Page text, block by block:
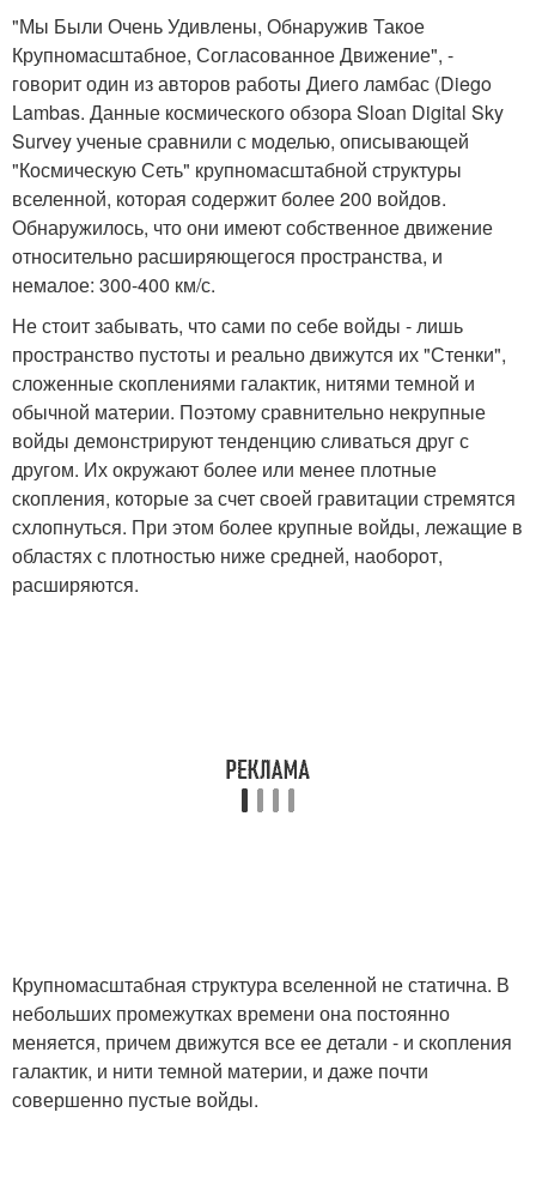
"Мы Были Очень Удивлены, Обнаружив Такое
Крупномасштабное, Согласованное Движение", -
говорит один из авторов работы Диего ламбас (Diego
Lambas. Данные космического обзора Sloan Digital Sky
Survey ученые сравнили с моделью, описывающей
"Космическую Сеть" крупномасштабной структуры
вселенной, которая содержит более 200 войдов.
Обнаружилось, что они имеют собственное движение
относительно расширяющегося пространства, и
немалое: 300-400 км/с.
Не стоит забывать, что сами по себе войды - лишь
пространство пустоты и реально движутся их "Стенки",
сложенные скоплениями галактик, нитями темной и
обычной материи. Поэтому сравнительно некрупные
войды демонстрируют тенденцию сливаться друг с
другом. Их окружают более или менее плотные
скопления, которые за счет своей гравитации стремятся
схлопнуться. При этом более крупные войды, лежащие в
областях с плотностью ниже средней, наоборот,
расширяются.
Крупномасштабная структура вселенной не статична. В
небольших промежутках времени она постоянно
меняется, причем движутся все ее детали - и скопления
галактик, и нити темной материи, и даже почти
совершенно пустые войды.